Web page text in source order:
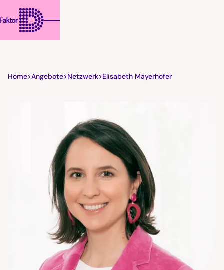
Home>Angebote>Netzwerk>Elisabeth Mayerhofer